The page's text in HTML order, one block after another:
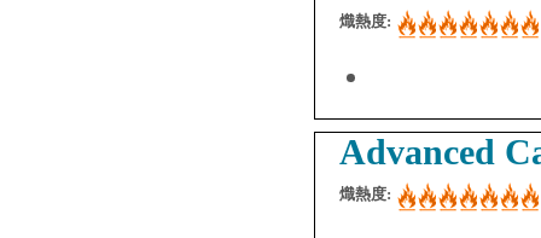
熾熱度:
Advanced
熾熱度: